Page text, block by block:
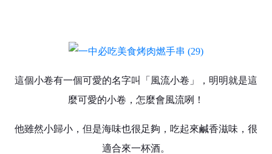
這個小卷有一個可愛的名字叫「風流小卷」，明明就是這
麼可愛的小卷，怎麼會風流咧！
他雖然小歸小，但是海味也很足夠，吃起來鹹香滋味，很
適合來一杯酒。